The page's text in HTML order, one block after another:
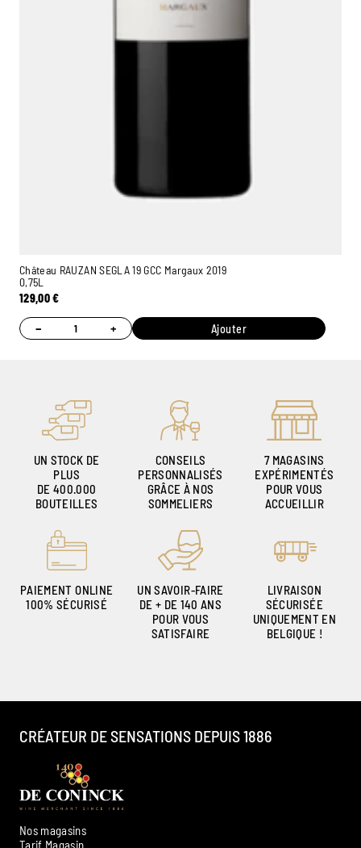
Château RAUZAN SEGLA 19 GCC Margaux 2019
0,75L
129,00€
− + Ajouter
UN STOCK DE
PLUS
DE 400.000
BOUTEILLES
CONSEILS
PERSONNALISÉS
GRÂCE À NOS
SOMMELIERS
7 MAGASINS
EXPÉRIMENTÉS
POUR VOUS
ACCUEILLIR
PAIEMENT ONLINE
100% SÉCURISÉ
UN SAVOIR-FAIRE
DE + DE 140 ANS
POUR VOUS
SATISFAIRE
LIVRAISON
SÉCURISÉE
UNIQUEMENT EN
BELGIQUE !
Nos magasins
Tarif Magasin
CRÉATEUR DE SENSATIONS DEPUIS 1886